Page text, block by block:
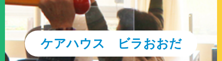
ケアハウス ビラおおだ